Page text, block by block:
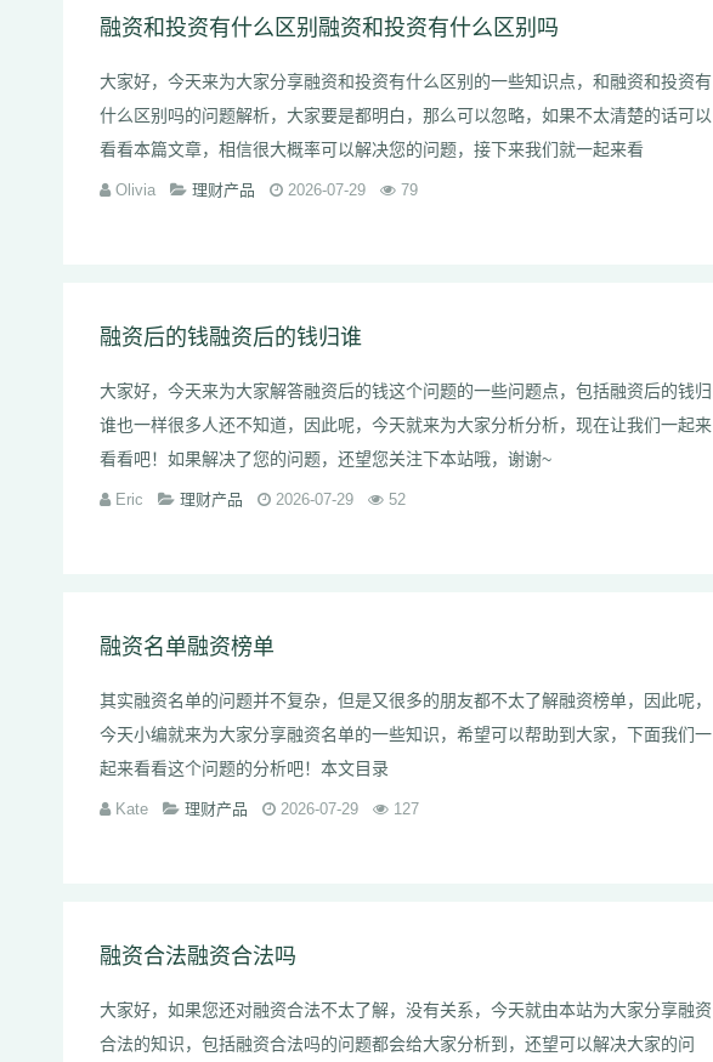
融资和投资有什么区别融资和投资有什么区别吗
大家好，今天来为大家分享融资和投资有什么区别的一些知识点，和融资和投资有
什么区别吗的问题解析，大家要是都明白，那么可以忽略，如果不太清楚的话可以
看看本篇文章，相信很大概率可以解决您的问题，接下来我们就一起来看
Olivia 理财产品 2026-07-29 79
融资后的钱融资后的钱归谁
大家好，今天来为大家解答融资后的钱这个问题的一些问题点，包括融资后的钱归
谁也一样很多人还不知道，因此呢，今天就来为大家分析分析，现在让我们一起来
看看吧！如果解决了您的问题，还望您关注下本站哦，谢谢~
Eric 理财产品 2026-07-29 52
融资名单融资榜单
其实融资名单的问题并不复杂，但是又很多的朋友都不太了解融资榜单，因此呢，
今天小编就来为大家分享融资名单的一些知识，希望可以帮助到大家，下面我们一
起来看看这个问题的分析吧！本文目录
Kate 理财产品 2026-07-29 127
融资合法融资合法吗
大家好，如果您还对融资合法不太了解，没有关系，今天就由本站为大家分享融资
合法的知识，包括融资合法吗的问题都会给大家分析到，还望可以解决大家的问